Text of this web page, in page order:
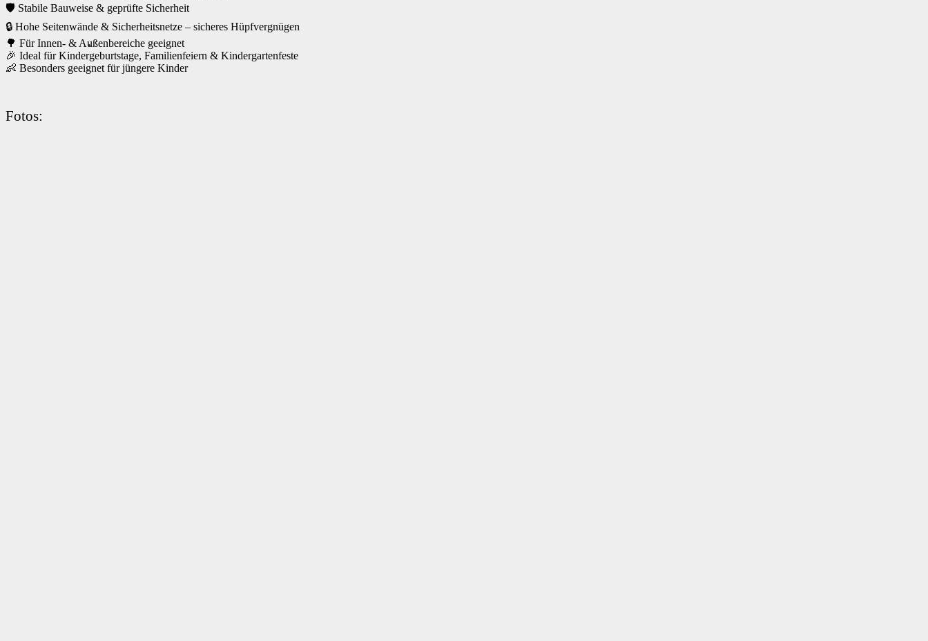
🛡️ Stabile Bauweise & geprüfte Sicherheit
🔒 Hohe Seitenwände & Sicherheitsnetze – sicheres Hüpfvergnügen
🌳 Für Innen- & Außenbereiche geeignet
🎉 Ideal für Kindergeburtstage, Familienfeiern & Kindergartenfeste
👶 Besonders geeignet für jüngere Kinder
Fotos: